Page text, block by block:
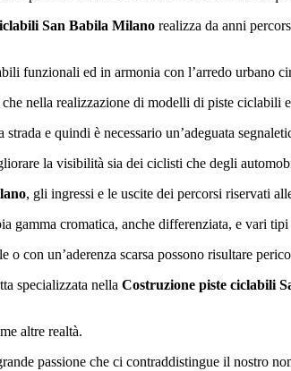
San Babila Milano realizza da anni
funzionali ed in armonia con l’arredo urbano
nella realizzazione di modelli di piste ciclabili
e quindi è necessario un’adeguata
la visibilità sia dei ciclisti che degli
, gli ingressi e le uscite dei percorsi riservati
gamma cromatica, anche differenziata, e vari
con un’aderenza scarsa possono risultare
specializzata nella Costruzione piste ciclabili
altre realtà.
passione che ci contraddistingue il nostro